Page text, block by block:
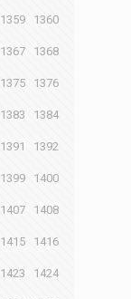
1359 1360
1367 1368
1375 1376
1383 1384
1391 1392
1399 1400
1407 1408
1415 1416
1423 1424